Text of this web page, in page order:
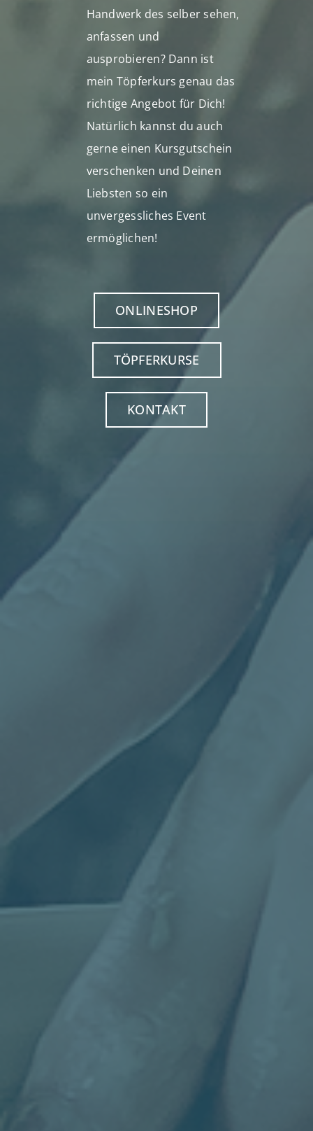
Handwerk des selber sehen,
anfassen und
ausprobieren? Dann ist
mein Töpferkurs genau das
richtige Angebot für Dich!
Natürlich kannst du auch
gerne einen Kursgutschein
verschenken und Deinen
Liebsten so ein
unvergessliches Event
ermöglichen!
ONLINESHOP
TÖPFERKURSE
KONTAKT